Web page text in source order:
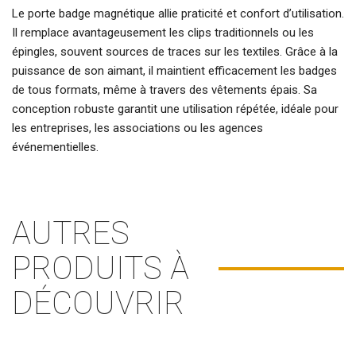
Le porte badge magnétique allie praticité et confort d’utilisation.
Il remplace avantageusement les clips traditionnels ou les
épingles, souvent sources de traces sur les textiles. Grâce à la
puissance de son aimant, il maintient efficacement les badges
de tous formats, même à travers des vêtements épais. Sa
conception robuste garantit une utilisation répétée, idéale pour
les entreprises, les associations ou les agences
événementielles.
AUTRES
PRODUITS À
DÉCOUVRIR